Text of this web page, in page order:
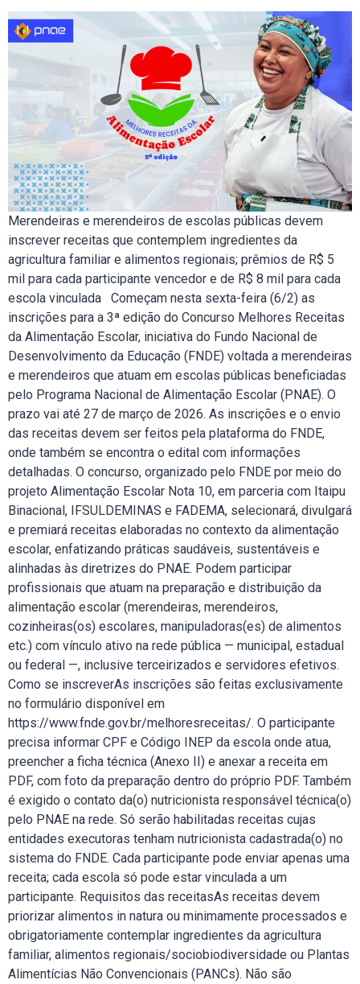
Merendeiras e merendeiros de escolas públicas devem
inscrever receitas que contemplem ingredientes da
agricultura familiar e alimentos regionais; prêmios de R$ 5
mil para cada participante vencedor e de R$ 8 mil para cada
escola vinculada Começam nesta sexta-feira (6/2) as
inscrições para a 3ª edição do Concurso Melhores Receitas
da Alimentação Escolar, iniciativa do Fundo Nacional de
Desenvolvimento da Educação (FNDE) voltada a merendeiras
e merendeiros que atuam em escolas públicas beneficiadas
pelo Programa Nacional de Alimentação Escolar (PNAE). O
prazo vai até 27 de março de 2026. As inscrições e o envio
das receitas devem ser feitos pela plataforma do FNDE,
onde também se encontra o edital com informações
detalhadas. O concurso, organizado pelo FNDE por meio do
projeto Alimentação Escolar Nota 10, em parceria com Itaipu
Binacional, IFSULDEMINAS e FADEMA, selecionará, divulgará
e premiará receitas elaboradas no contexto da alimentação
escolar, enfatizando práticas saudáveis, sustentáveis e
alinhadas às diretrizes do PNAE. Podem participar
profissionais que atuam na preparação e distribuição da
alimentação escolar (merendeiras, merendeiros,
cozinheiras(os) escolares, manipuladoras(es) de alimentos
etc.) com vínculo ativo na rede pública — municipal, estadual
ou federal —, inclusive terceirizados e servidores efetivos.
Como se inscreverAs inscrições são feitas exclusivamente
no formulário disponível em
https://www.fnde.gov.br/melhoresreceitas/. O participante
precisa informar CPF e Código INEP da escola onde atua,
preencher a ficha técnica (Anexo II) e anexar a receita em
PDF, com foto da preparação dentro do próprio PDF. Também
é exigido o contato da(o) nutricionista responsável técnica(o)
pelo PNAE na rede. Só serão habilitadas receitas cujas
entidades executoras tenham nutricionista cadastrada(o) no
sistema do FNDE. Cada participante pode enviar apenas uma
receita; cada escola só pode estar vinculada a um
participante. Requisitos das receitasAs receitas devem
priorizar alimentos in natura ou minimamente processados e
obrigatoriamente contemplar ingredientes da agricultura
familiar, alimentos regionais/sociobiodiversidade ou Plantas
Alimentícias Não Convencionais (PANCs). Não são